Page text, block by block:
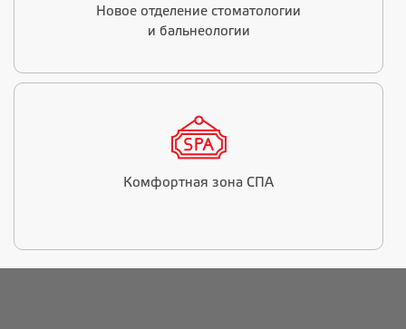
Новое отделение стоматологии
и бальнеологии
Комфортная зона СПА